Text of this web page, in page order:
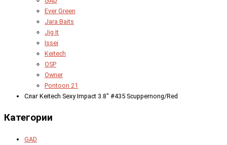
Ever Green
Jara Baits
Jig It
Issei
Keitech
OSP
Owner
Pontoon 21
Слаг Keitech Sexy Impact 3.8" #435 Scuppernong/Red
Категории
GAD